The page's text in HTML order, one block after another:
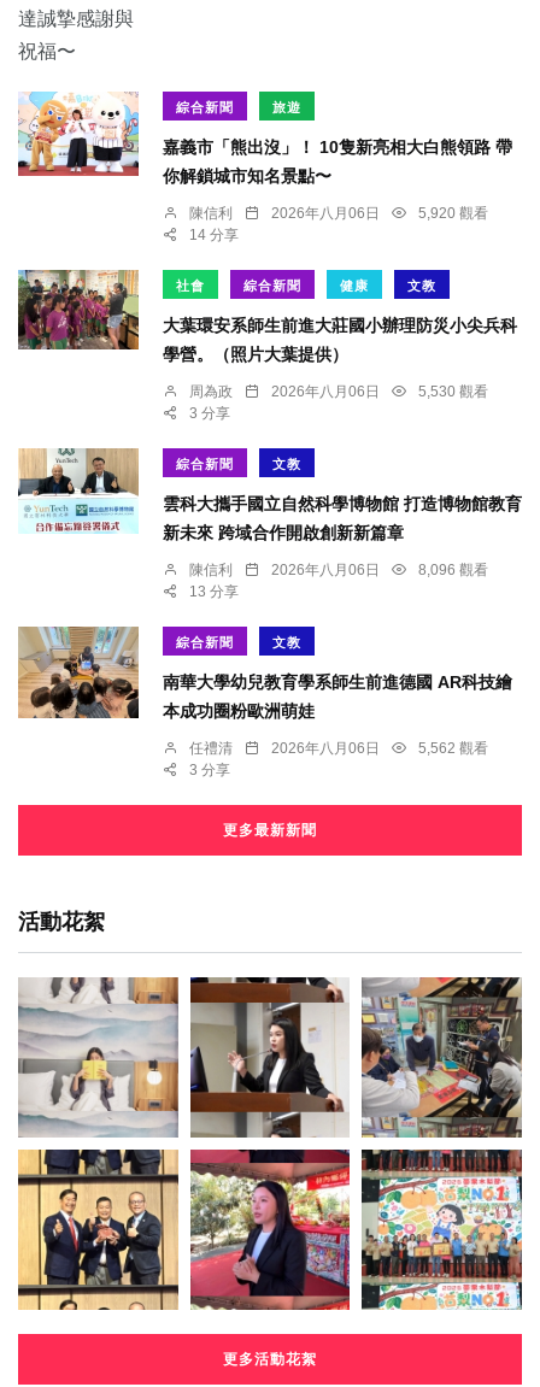
綜合新聞 旅遊
嘉義市「熊出沒」！ 10隻新亮相大白熊領路 帶
你解鎖城市知名景點〜
陳信利 2026年八月06日
5,920 觀看
14 分享
社會 綜合新聞 健康 文教
大葉環安系師生前進大莊國小辦理防災小尖兵科
學營。（照片大葉提供）
周為政 2026年八月06日
5,530 觀看
3 分享
綜合新聞 文教
雲科大攜手國立自然科學博物館 打造博物館教育
新未來 跨域合作開啟創新新篇章
陳信利 2026年八月06日
8,096 觀看
13 分享
綜合新聞 文教
南華大學幼兒教育學系師生前進德國 AR科技繪
本成功圈粉歐洲萌娃
任禮清 2026年八月06日
5,562 觀看
3 分享
更多最新新聞
活動花絮
更多活動花絮